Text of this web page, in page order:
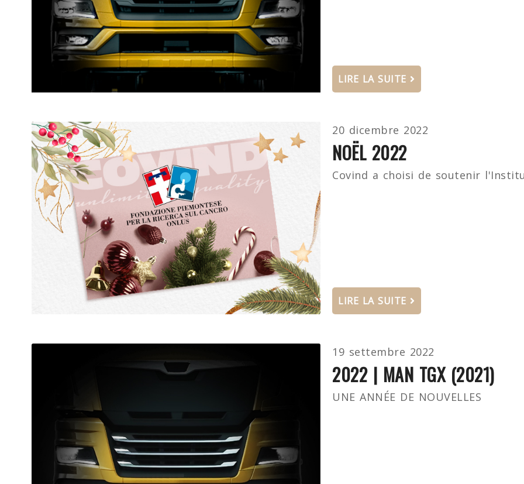
LIRE LA SUITE
20 dicembre 2022
NOËL 2022
Covind a choisi de soutenir
LIRE LA SUITE
19 settembre 2022
2022 | MAN TGX (2021)
UNE ANNÉE DE NOUVELLES